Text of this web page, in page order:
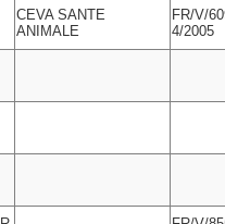
CEVA SANTE
ANIMALE
FR/V/
4/2005